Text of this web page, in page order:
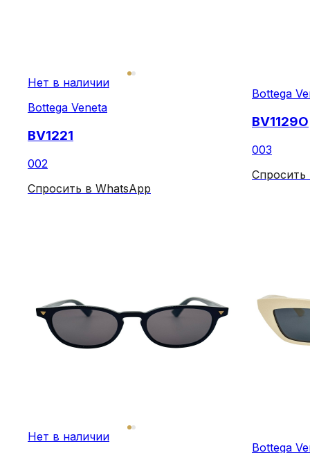
Нет в наличии
Bottega Veneta
BV1221
002
Спросить в WhatsApp
Bottega
BV1129O
003
Спросить
Нет в наличии
Bottega